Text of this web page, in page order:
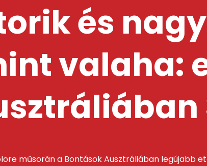
és
valaha:
műsorán a Bontások Ausztráliában legújabb